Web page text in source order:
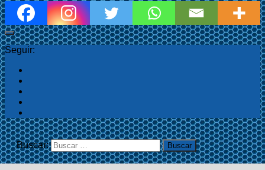
Seguir:
Buscar: